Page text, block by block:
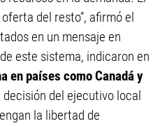
del resto”, afirmó el
en un mensaje en
este sistema, indicaron en
en países como Canadá y
del ejecutivo local
la libertad de